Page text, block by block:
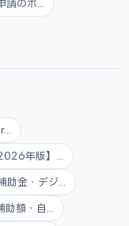
のポ...
年版】...
金・デジ...
額・自...